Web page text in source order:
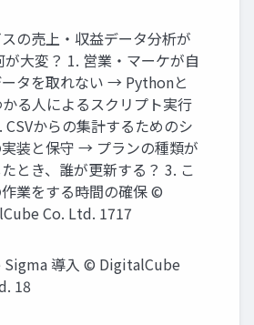
の売上‧収益データ分析が
が⼤変？ 1. 営業‧マーケが⾃
タを取れない → Pythonと
かる⼈によるスクリプト実⾏
CSVからの集計するためのシ
装と保守 → プランの種類が
とき、誰が更新する？ 3. こ
業をする時間の確保 ©
Co. Ltd. 1717
導⼊ © DigitalCube
18